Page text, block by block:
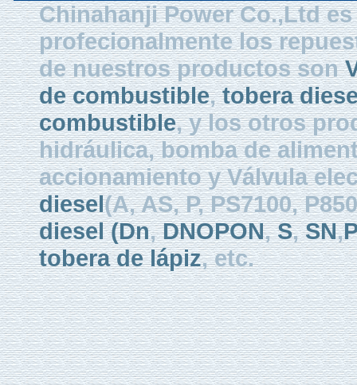
Chinahanji Power Co.,Ltd
profecionalmente los
de nuestros productos son
de combustible,tobera
combustible, y los otros
hidráulica, bomba de
accionamiento y Válvula
diesel(A, AS, P, PS7100,
diesel (Dn,DNOPON,S,SN,
tobera de lápiz, etc.